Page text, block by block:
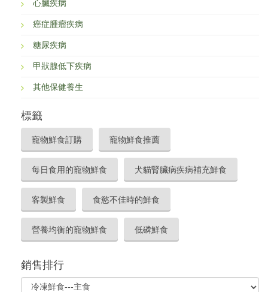
心臟疾病
癌症腫瘤疾病
糖尿疾病
甲狀腺低下疾病
其他保健養生
標籤
寵物鮮食訂購 寵物鮮食推薦
每日食用的寵物鮮食 犬貓腎臟病疾病補充鮮食
客製鮮食 食慾不佳時的鮮食
營養均衡的寵物鮮食 低磷鮮食
銷售排行